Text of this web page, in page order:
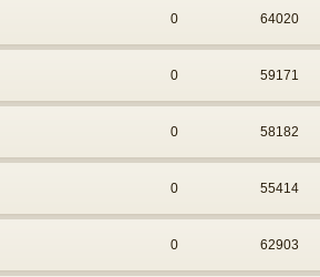
0 64020
0 59171
0 58182
0 55414
0 62903